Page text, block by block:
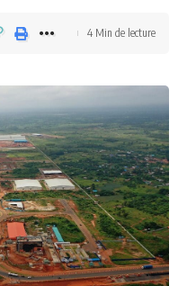
4 Min de lecture